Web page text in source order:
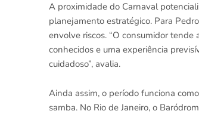
A proximidade do Carnaval
planejamento estratégico. Para
envolve riscos. “O consumidor
conhecidos e uma experiência
cuidadoso”, avalia.
Ainda assim, o período funciona
samba. No Rio de Janeiro, o